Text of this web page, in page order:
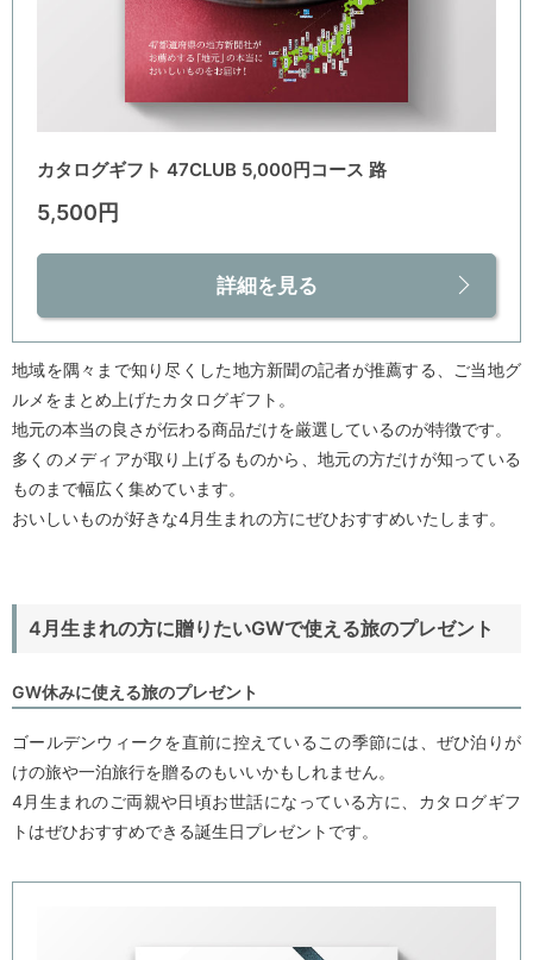
カタログギフト 47CLUB 5,000円コース 路
5,500円
詳細を見る
地域を隅々まで知り尽くした地方新聞の記者が推薦する、ご当地グ
ルメをまとめ上げたカタログギフト。
地元の本当の良さが伝わる商品だけを厳選しているのが特徴です。
多くのメディアが取り上げるものから、地元の方だけが知っている
ものまで幅広く集めています。
おいしいものが好きな4月生まれの方にぜひおすすめいたします。
4月生まれの方に贈りたいGWで使える旅のプレゼント
GW休みに使える旅のプレゼント
ゴールデンウィークを直前に控えているこの季節には、ぜひ泊りが
けの旅や一泊旅行を贈るのもいいかもしれません。
4月生まれのご両親や日頃お世話になっている方に、カタログギフ
トはぜひおすすめできる誕生日プレゼントです。